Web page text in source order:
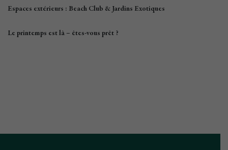
Espaces extérieurs : Beach Club & Jardins Exotiques
Le printemps est là – êtes-vous prêt ?